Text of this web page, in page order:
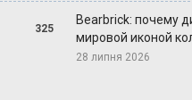
325
Bearbrick: почему
мировой иконой
28 липня 2026